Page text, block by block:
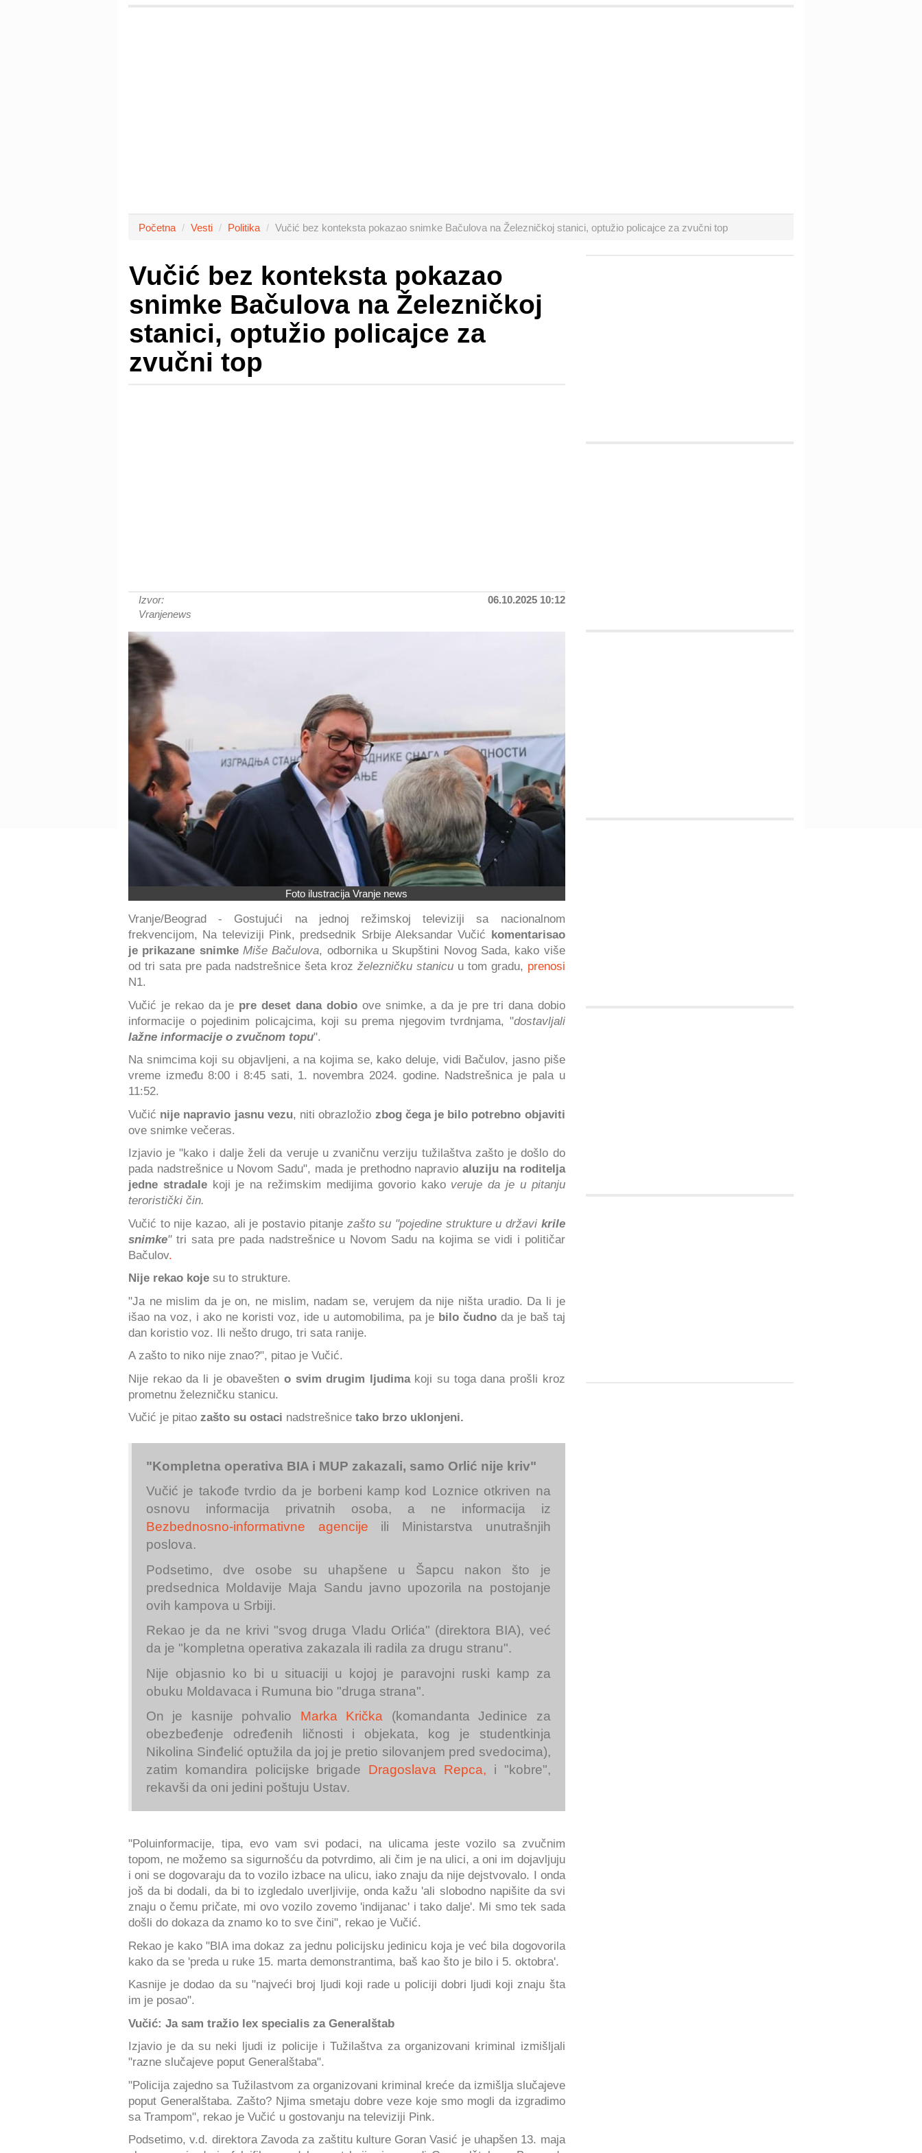
Početna Vesti Politika Vučić bez konteksta pokazao snimke Bačulova na Železničkoj stanici, optužio policajce za zvučni top
Vučić bez konteksta pokazao
snimke Bačulova na Železničkoj
stanici, optužio policajce za
zvučni top
Izvor:
Vranjenews
06.10.2025 10:12
Foto ilustracija Vranje news
Vranje/Beograd - Gostujući na jednoj režimskoj televiziji sa nacionalnom
frekvencijom, Na televiziji Pink, predsednik Srbije Aleksandar Vučić
komentarisao
je prikazane snimke Miše Bačulova, odbornika u Skupštini Novog Sada, kako više
od tri sata pre pada nadstrešnice šeta kroz železničku stanicuu tom gradu, prenosi
N1.
Vučić je rekao da je pre deset dana dobioove snimke, a da je pre tri dana dobio
informacije o pojedinim policajcima, koji su prema njegovim tvrdnjama, "dostavljali
lažne informacije o zvučnom topu".
Na snimcima koji su objavljeni, a na kojima se, kako deluje, vidi Bačulov, jasno piše
vreme između 8:00 i 8:45 sati, 1. novembra 2024. godine. Nadstrešnica je pala u
11:52.
Vučić nije napravio jasnu vezu, niti obrazložio zbog čega je bilo potrebno objaviti
ove snimke večeras.
Izjavio je "kako i dalje želi da veruje u zvaničnu verziju tužilaštva zašto je došlo do
pada nadstrešnice u Novom Sadu", mada je prethodno napravio aluziju na roditelja
jedne stradalekoji je na režimskim medijima govorio kako veruje da je u pitanju
teroristički čin.
Vučić to nije kazao, ali je postavio pitanje zašto su "pojedine strukture u državikrile
snimke"tri sata pre pada nadstrešnice u Novom Sadu na kojima se vidi i političar
Bačulov.
Nije rekao koje su to strukture.
"Ja ne mislim da je on, ne mislim, nadam se, verujem da nije ništa uradio. Da li je
išao na voz, i ako ne koristi voz, ide u automobilima, pa je bilo čudno da je baš taj
dan koristio voz. Ili nešto drugo, tri sata ranije.
A zašto to niko nije znao?", pitao je Vučić.
Nije rekao da li je obavešten o svim drugim ljudimakoji su toga dana prošli kroz
prometnu železničku stanicu.
Vučić je pitao zašto su ostaci nadstrešnice tako brzo uklonjeni.
"Kompletna operativa BIA i MUP zakazali, samo Orlić nije kriv"
Vučić je takođe tvrdio da je borbeni kamp kod Loznice otkriven na
osnovu informacija privatnih osoba, a ne informacija iz
Bezbednosno-informativne agencije ili Ministarstva unutrašnjih
poslova.
Podsetimo, dve osobe su uhapšene u Šapcu nakon što je
predsednica Moldavije Maja Sandu javno upozorila na postojanje
ovih kampova u Srbiji.
Rekao je da ne krivi "svog druga Vladu Orlića" (direktora BIA), već
da je "kompletna operativa zakazala ili radila za drugu stranu".
Nije objasnio ko bi u situaciji u kojoj je paravojni ruski kamp za
obuku Moldavaca i Rumuna bio "druga strana".
On je kasnije pohvalio Marka Krička (komandanta Jedinice za
obezbeđenje određenih ličnosti i objekata, kog je studentkinja
Nikolina Sinđelić optužila da joj je pretio silovanjem pred svedocima),
zatim komandira policijske brigade Dragoslava Repca, i "kobre",
rekavši da oni jedini poštuju Ustav.
"Poluinformacije, tipa, evo vam svi podaci, na ulicama jeste vozilo sa zvučnim
topom, ne možemo sa sigurnošću da potvrdimo, ali čim je na ulici, a oni im dojavljuju
i oni se dogovaraju da to vozilo izbace na ulicu, iako znaju da nije dejstvovalo. I onda
još da bi dodali, da bi to izgledalo uverljivije, onda kažu 'ali slobodno napišite da svi
znaju o čemu pričate, mi ovo vozilo zovemo 'indijanac' i tako dalje'. Mi smo tek sada
došli do dokaza da znamo ko to sve čini", rekao je Vučić.
Rekao je kako "BIA ima dokaz za jednu policijsku jedinicu koja je već bila dogovorila
kako da se 'preda u ruke 15. marta demonstrantima, baš kao što je bilo i 5. oktobra'.
Kasnije je dodao da su "najveći broj ljudi koji rade u policiji dobri ljudi koji znaju šta
im je posao".
Vučić: Ja sam tražio lex specialis za Generalštab
Izjavio je da su neki ljudi iz policije i Tužilaštva za organizovani kriminal izmišljali
"razne slučajeve poput Generalštaba".
"Policija zajedno sa Tužilastvom za organizovani kriminal kreće da izmišlja slučajeve
poput Generalštaba. Zašto? Njima smetaju dobre veze koje smo mogli da izgradimo
sa Trampom", rekao je Vučić u gostovanju na televiziji Pink.
Podsetimo, v.d. direktora Zavoda za zaštitu kulture Goran Vasić je uhapšen 13. maja